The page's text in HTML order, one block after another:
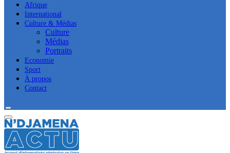
Afrique
International
Culture & Médias
Culture
Médias
Portraits
Economie
Sport
À propos
Contact